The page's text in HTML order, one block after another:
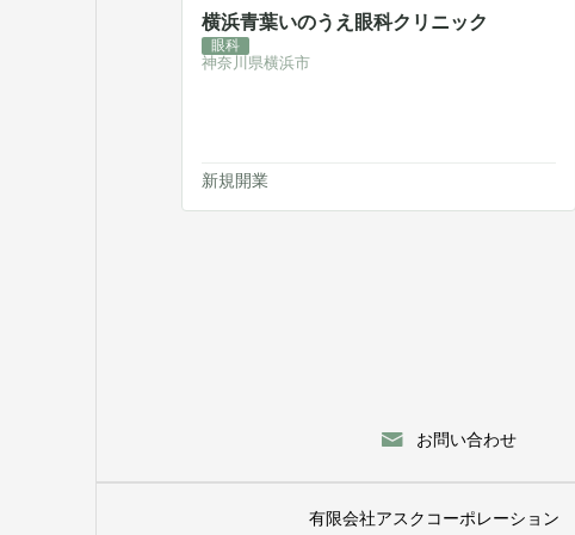
横浜青葉いのうえ眼科クリニック
眼科
神奈川県横浜市
新規開業
お問い合わせ
有限会社アスクコーポレーション